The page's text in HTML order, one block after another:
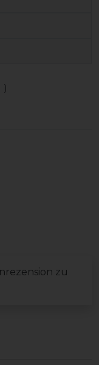
zu